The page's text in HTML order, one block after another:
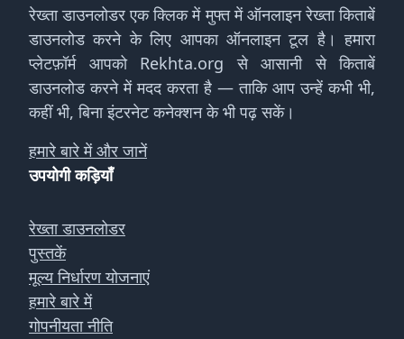
रेख्ता डाउनलोडर एक क्लिक में मुफ्त में ऑनलाइन रेख्ता किताबें
डाउनलोड करने के लिए आपका ऑनलाइन टूल है। हमारा
प्लेटफ़ॉर्म आपको Rekhta.org से आसानी से किताबें
डाउनलोड करने में मदद करता है — ताकि आप उन्हें कभी भी,
कहीं भी, बिना इंटरनेट कनेक्शन के भी पढ़ सकें।
हमारे बारे में और जानें
उपयोगी कड़ियाँ
रेख्ता डाउनलोडर
पुस्तकें
मूल्य निर्धारण योजनाएं
हमारे बारे में
गोपनीयता नीति